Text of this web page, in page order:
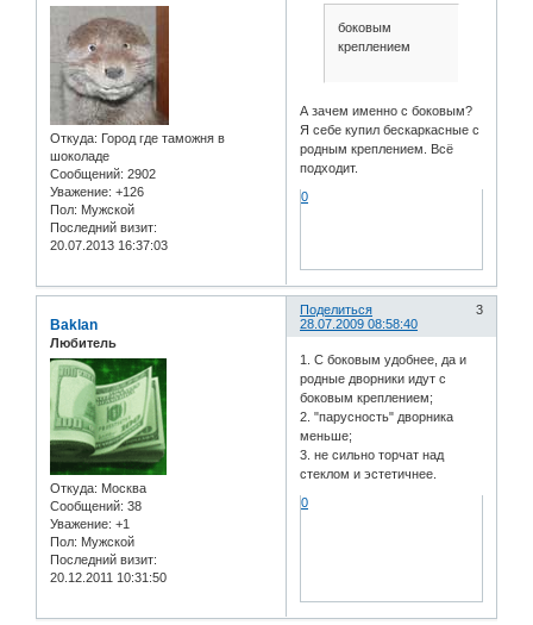
Откуда: Город где таможня в
шоколаде
Сообщений: 2902
Уважение: +126
Пол: Мужской
Последний визит:
20.07.2013 16:37:03
боковым
креплением
А зачем именно с боковым?
Я себе купил бескаркасные с
родным креплением. Всё
подходит.
0
Поделиться
3
28.07.2009 08:58:40
Baklan
Любитель
Откуда: Москва
Сообщений: 38
Уважение: +1
Пол: Мужской
Последний визит:
20.12.2011 10:31:50
1. С боковым удобнее, да и
родные дворники идут с
боковым креплением;
2. "парусность" дворника
меньше;
3. не сильно торчат над
стеклом и эстетичнее.
0